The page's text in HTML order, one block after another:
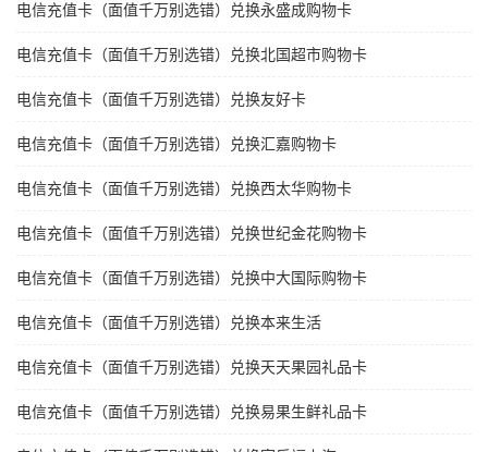
电信充值卡（面值千万别选错）兑换永盛成购物卡
电信充值卡（面值千万别选错）兑换北国超市购物卡
电信充值卡（面值千万别选错）兑换友好卡
电信充值卡（面值千万别选错）兑换汇嘉购物卡
电信充值卡（面值千万别选错）兑换西太华购物卡
电信充值卡（面值千万别选错）兑换世纪金花购物卡
电信充值卡（面值千万别选错）兑换中大国际购物卡
电信充值卡（面值千万别选错）兑换本来生活
电信充值卡（面值千万别选错）兑换天天果园礼品卡
电信充值卡（面值千万别选错）兑换易果生鲜礼品卡